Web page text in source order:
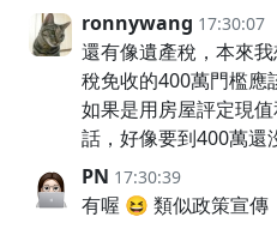
ronnywang 17:30:07
還有像遺產稅，本來
稅免收的400萬門檻應
如果是用房屋評定現
話，好像要到400萬還
PN 17:30:39
有喔 😆 類似政策宣傳